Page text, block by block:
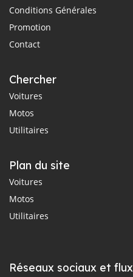
Conditions Générales
Promotion
Contact
Chercher
Voitures
Motos
Utilitaires
Plan du site
Voitures
Motos
Utilitaires
Réseaux sociaux et flux